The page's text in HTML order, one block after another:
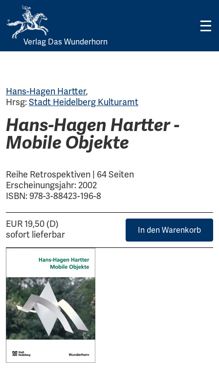
Skip
Verlag Das Wunderhorn
Hans-Hagen Hartter,
Hrsg:Stadt Heidelberg Kulturamt
Hans-Hagen Hartter -
Mobile Objekte
Reihe Retrospektiven | 64 Seiten
Erscheinungsjahr: 2002
ISBN: 978-3-88423-196-8
EUR 19,50 (D)
sofort lieferbar
In den Warenkorb